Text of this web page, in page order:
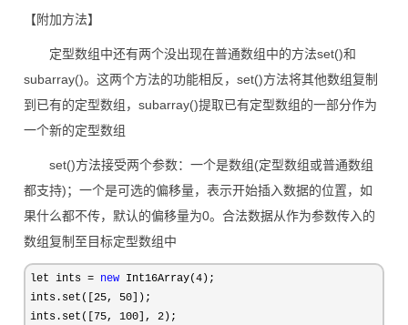
【附加方法】
定型数组中还有两个没出现在普通数组中的方法set()和
subarray()。这两个方法的功能相反，set()方法将其他数组复制
到已有的定型数组，subarray()提取已有定型数组的一部分作为
一个新的定型数组
set()方法接受两个参数：一个是数组(定型数组或普通数组
都支持)；一个是可选的偏移量，表示开始插入数据的位置，如
果什么都不传，默认的偏移量为0。合法数据从作为参数传入的
数组复制至目标定型数组中
let ints = new Int16Array(4 );
ints.set([ 25, 50 ]);
ints.set([ 75, 100], 2 );